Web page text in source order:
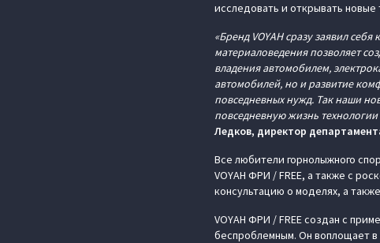
исследовать и открывать
«Бренд VOYAH сразу заявил
материаловедения позволяет
владения автомобилем,
автомобилей, но и развитие
повседневных нужд. Так наши
повседневную жизнь
Ледков, директор
Все любители горнолыжного
VOYAH ФРИ / FREE, а также с
консультацию о моделях, а
VOYAH ФРИ / FREE создан с
беспроблемным. Он воплощает